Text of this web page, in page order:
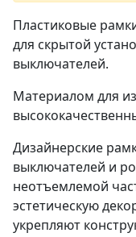
Пластиковые
для скрытой
выключателей.
Материалом для
Дизайнерские
выключателей и
неотъемлемой
эстетическую
укрепляют